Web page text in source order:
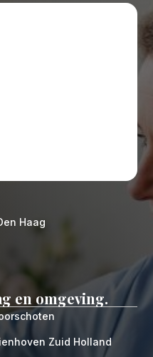
Haag
en omgeving.
Zuid Holland